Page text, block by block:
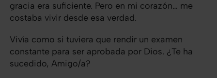
gracia era suficiente. Pero en mi corazón… me
costaba vivir desde esa verdad.
Vivía como si tuviera que rendir un examen
constante para ser aprobada por Dios. ¿Te ha
sucedido, Amigo/a?